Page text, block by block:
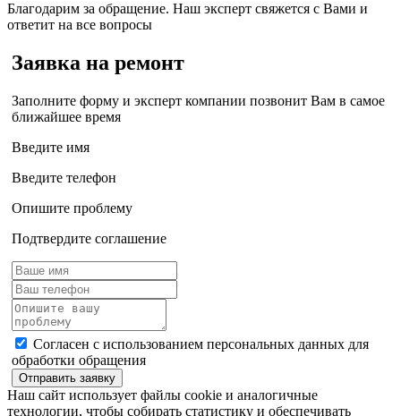
Благодарим за обращение. Наш эксперт свяжется с Вами и
ответит на все вопросы
Заявка на ремонт
Заполните форму и эксперт компании позвонит Вам в самое
ближайшее время
Введите имя
Введите телефон
Опишите проблему
Подтвердите соглашение
Согласен с использованием персональных данных для
обработки обращения
Отправить заявку
Наш сайт использует файлы cookie и аналогичные
технологии, чтобы собирать статистику и обеспечивать